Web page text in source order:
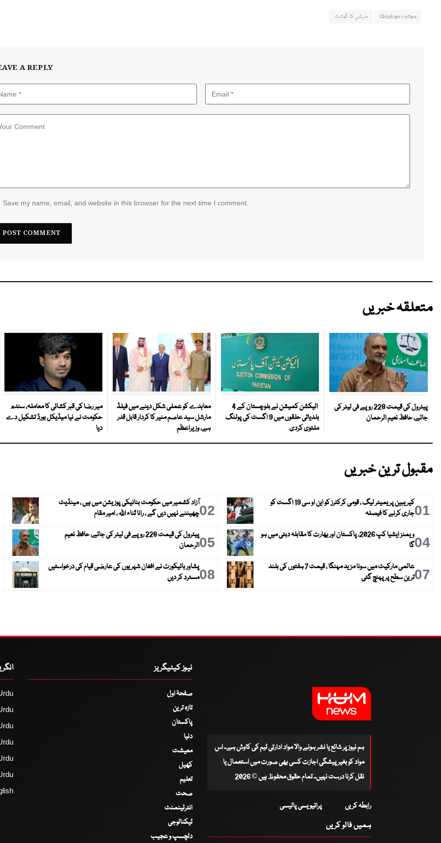
Chicken rates مرغی کا گوشت
A REPLY
Save my name, email, and website in this browser for the next time I comment.
متعلقہ خبریں
پیٹرول کی قیمت 228 روپے فی لیٹر کی
جائے، حافظ نعیم الرحمان
الیکشن کمیشن نے بلوچستان کے 4
بلدیاتی حلقوں میں 9 اگست کی پولنگ
ملتوی کردی
معاہدے کو عملی شکل دینے میں فیلڈ
مارشل سید عاصم منیر کا کردار قابل قدر
ہے، وزیراعظم
میر رضا کی قبر کشائی کا معاملہ، سندھ
حکومت نے نیا میڈیکل بورڈ تشکیل دے
دیا
مقبول ترین خبریں
01
کیریبین پریمیئر لیگ ، قومی کرکٹرز کو این او سی 19 اگست کو
جاری کرنے کا فیصلہ
02آزاد کشمیر میں حکومت بنانیکی پوزیشن میں ہیں ، مینڈیٹ
چھیننے نہیں دیں گے ، رانا ثناء اللہ ، امیر مقام
04
ویمنز ایشیا کپ 2026، پاکستان اور بھارت کا مقابلہ دبئی میں ہو
گا
05
پیٹرول کی قیمت 228 روپے فی لیٹر کی جائے، حافظ نعیم
الرحمان
07
عالمی مارکیٹ میں سونا مزید مہنگا ، قیمت 7 ہفتوں کی بلند
ترین سطح پر پہنچ گئی
08پشاور ہائیکورٹ نے افغان شہریوں کی عارضی قیام کی درخواستیں
مسترد کر دیں
ہم نیوز پر شائع یا نشر ہونے والا مواد ادارتی ٹیم کی کاوش ہے۔ اس
مواد کو بغیر پیشگی اجازت کسی بھی صورت میں استعمال یا
نقل کرنا درست نہیں۔ تمام حقوق محفوظ ہیں © 2026
رابطہ کریں پرائیویسی پالیسی
ہمیں فالو کریں
نیوز کیٹیگریز
صفحۂ اول
تازہ ترین
پاکستان
دنیا
معیشت
کھیل
تعلیم
صحت
انٹرٹینمنٹ
ٹیکنالوجی
دلچسپ و عجیب